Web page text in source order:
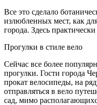
Все это сделало
излюбленных мест, как
города. Здесь
Прогулки в стиле вело
Сейчас все более
прогулки. Гости города
прокат велосипеды, на
отправляться в вело
сад, мимо